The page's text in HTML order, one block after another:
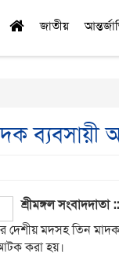
জাতীয়
শ্রীমঙ্গল সংবাদদাতা ::
দেশীয় মদসহ তিন
করা হয়।